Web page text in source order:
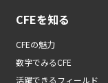
CFEを知る
CFEの魅力
数字でみるCFE
活躍できるフィールド